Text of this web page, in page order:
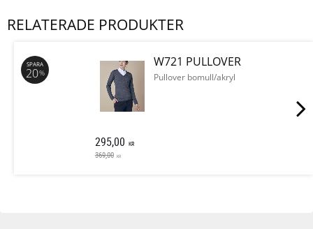
RELATERADE PRODUKTER
W721 PULLOVER
Pullover bomull/akryl
295,00 KR
369,00 KR
SPARA
20%